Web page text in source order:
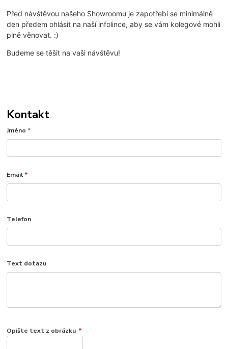
Před návštěvou našeho Showroomu je zapotřebí se minimálně
den předem ohlásit na naší infolince, aby se vám kolegové mohli
plně věnovat. :)
Budeme se těšit na vaši návštěvu!
Kontakt
Jméno *
Email *
Telefon
Text dotazu
Opište text z obrázku *